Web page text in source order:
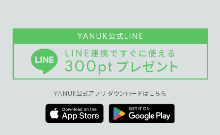
YANUK公式アプリ ダウンロードはこちら